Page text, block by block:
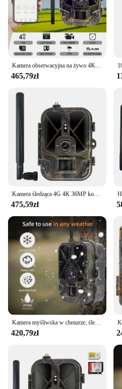
The HC940PRO AA is not
dependable partner for all
organizing needs.
465,79zł
475,59zł
420,79zł